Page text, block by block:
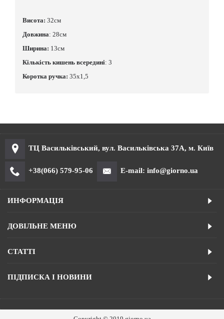
Висота: 32см
Довжина: 28см
Ширина: 13см
Кількість кишень всередині: 3
Коротка ручка: 35х1,5
ТЦ Васильківський, вул. Васильківська 37А, м. Київ
+38(066) 579-95-06 E-mail: info@giorno.ua
ИНФОРМАЦІЯ
ДОВІЛЬНЕ МЕНЮ
СТАТТІ
ПІДПИСКА І НОВИНИ